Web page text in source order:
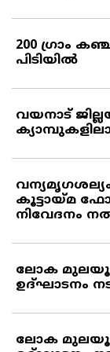
200 ഗ്രാം
പിടിയില്‍
വയനാട്
കൂട്ടായ്മ
നിവേദനം
ലോക
ഉദ്ഘാടനം
ലോക